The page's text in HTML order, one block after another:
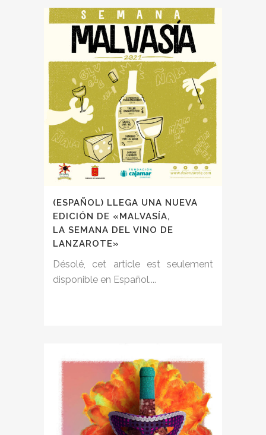
(ESPAÑOL) LLEGA UNA NUEVA
EDICIÓN DE «MALVASÍA,
LA SEMANA DEL VINO DE
LANZAROTE»
Désolé, cet article est seulement
disponible en Español....